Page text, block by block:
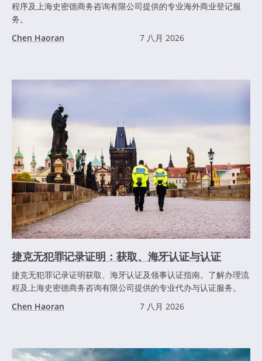
程序及上海史密德商务咨询有限公司提供的专业海外商业登记服
务。
Chen Haoran
7 八月 2026
捷克无犯罪记录证明：获取、海牙认证与认证
捷克无犯罪记录证明获取、海牙认证及领事认证指南。了解办理流
程及上海史密德商务咨询有限公司提供的专业代办与认证服务。
Chen Haoran
7 八月 2026